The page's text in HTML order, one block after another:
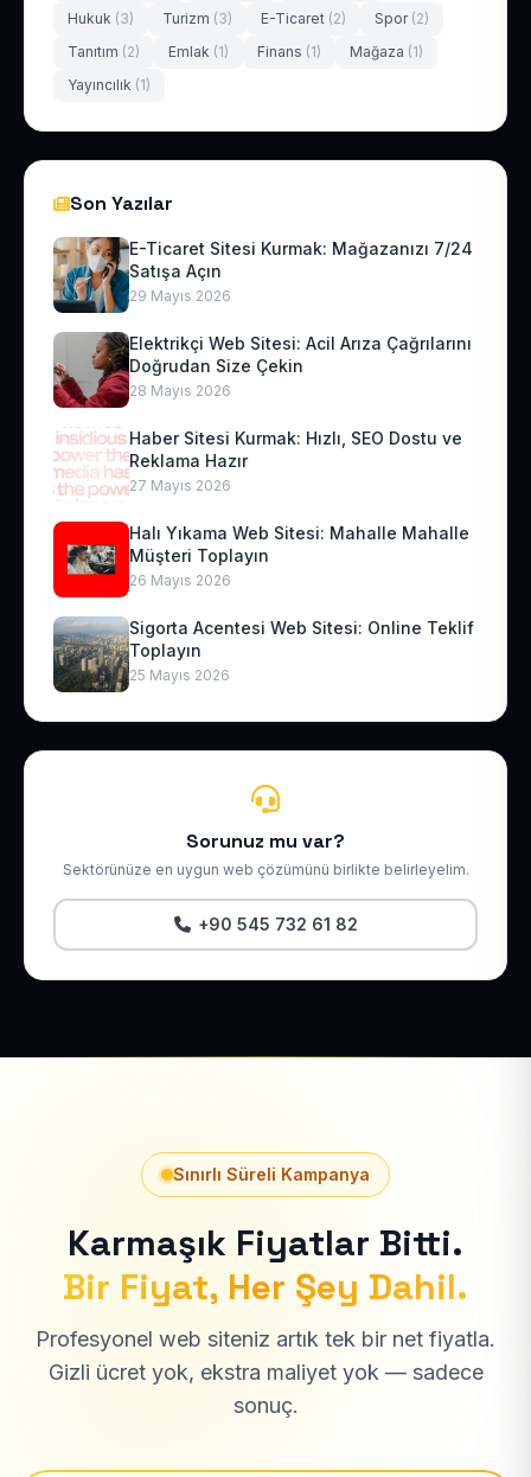
Hukuk (3) Turizm (3) E-Ticaret (2) Spor (2)
Tanıtım (2) Emlak (1) Finans (1) Mağaza (1)
Yayıncılık (1)
Son Yazılar
E-Ticaret Sitesi Kurmak: Mağazanızı 7/24
Satışa Açın
29 Mayıs 2026
Elektrikçi Web Sitesi: Acil Arıza Çağrılarını
Doğrudan Size Çekin
28 Mayıs 2026
Haber Sitesi Kurmak: Hızlı, SEO Dostu ve
Reklama Hazır
27 Mayıs 2026
Halı Yıkama Web Sitesi: Mahalle Mahalle
Müşteri Toplayın
26 Mayıs 2026
Sigorta Acentesi Web Sitesi: Online Teklif
Toplayın
25 Mayıs 2026
Sorunuz mu var?
Sektörünüze en uygun web çözümünü birlikte belirleyelim.
+90 545 732 61 82
Sınırlı Süreli Kampanya
Karmaşık Fiyatlar Bitti.
Bir Fiyat, Her Şey Dahil.
Profesyonel web siteniz artık tek bir net fiyatla.
Gizli ücret yok, ekstra maliyet yok — sadece
sonuç.